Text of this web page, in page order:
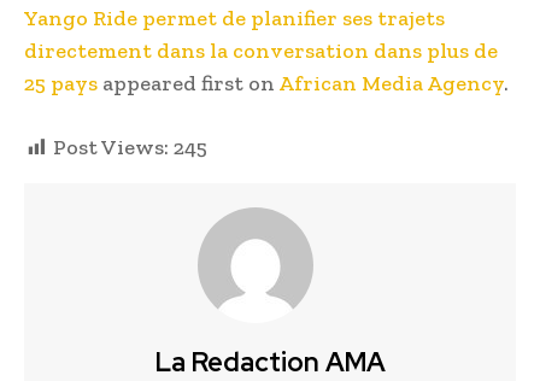
Yango Ride permet de planifier ses trajets
directement dans la conversation dans plus de
25 pays appeared first on African Media Agency.
Post Views: 245
La Redaction AMA